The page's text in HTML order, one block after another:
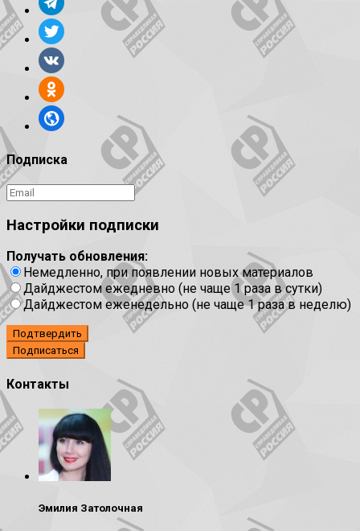
Подписка
Настройки подписки
Получать обновления:
Немедленно, при появлении новых материалов
Дайджестом ежедневно (не чаще 1 раза в сутки)
Дайджестом еженедельно (не чаще 1 раза в неделю)
Подтвердить
Контакты
Эмилия Затолочная